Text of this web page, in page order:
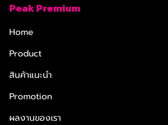
Peak Premium
Home
Product
สินค้าแนะนำ
Promotion
ผลงานของเรา